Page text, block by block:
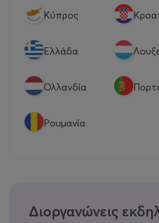
Κύπρος
Eλλάδα
Ολλανδία
Ρουμανία
Διοργανώνεις